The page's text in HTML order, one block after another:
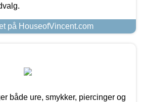
på HouseofVincent.com
både ure, smykker, piercinger og